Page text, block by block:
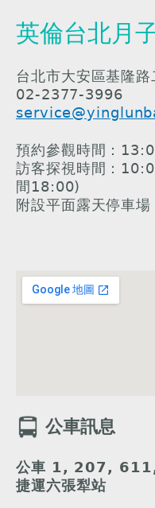
英倫台北月
台北市大安區基隆
02-2377-3996
預約參觀時間：
訪客探視時間：
間18:00)
附設平面露天停車場
公車訊息
公車 1, 207,
捷運六張犁站